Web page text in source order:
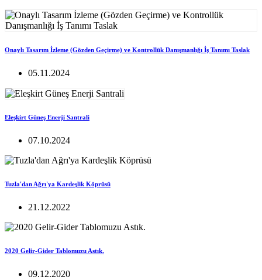
Onaylı Tasarım İzleme (Gözden Geçirme) ve Kontrollük Danışmanlığı İş Tanımı Taslak
05.11.2024
Eleşkirt Güneş Enerji Santrali
07.10.2024
Tuzla'dan Ağrı'ya Kardeşlik Köprüsü
21.12.2022
2020 Gelir-Gider Tablomuzu Astık.
09.12.2020